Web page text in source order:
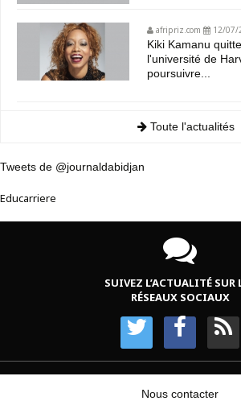
afripriz.com 12/07/
Kiki Kamanu
l'université de
poursuivre...
Toute l'actualités
Tweets de @journaldabidjan
Educarriere
SUIVEZ L’ACTUALITÉ SUR
RÉSEAUX SOCIAUX
Nous contacter